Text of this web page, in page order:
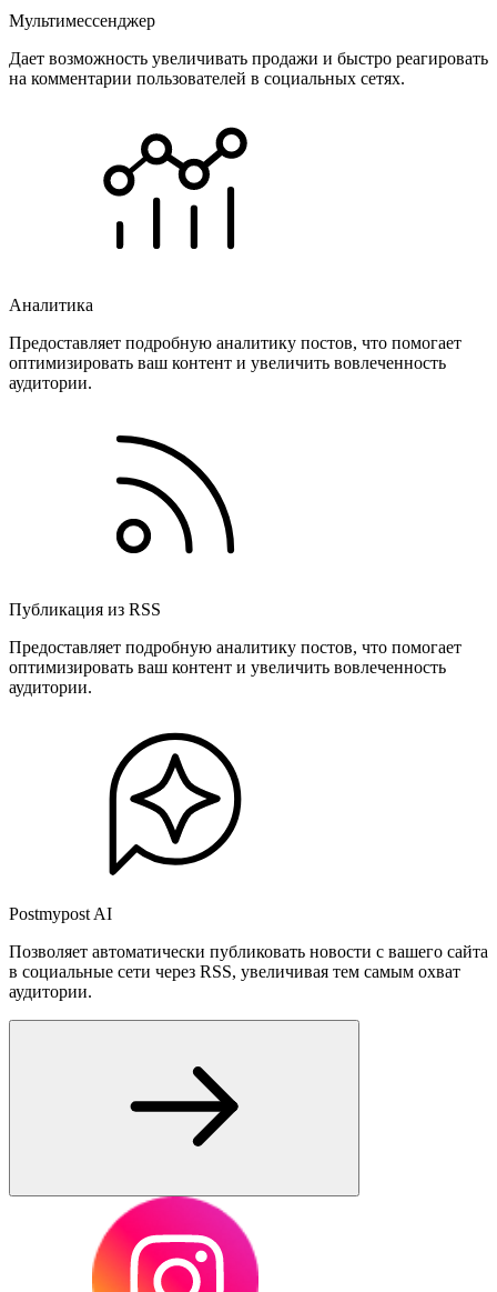
Мультимессенджер
Дает возможность увеличивать продажи и быстро реагировать
на комментарии пользователей в социальных сетях.
Аналитика
Предоставляет подробную аналитику постов, что помогает
оптимизировать ваш контент и увеличить вовлеченность
аудитории.
Публикация из RSS
Предоставляет подробную аналитику постов, что помогает
оптимизировать ваш контент и увеличить вовлеченность
аудитории.
Postmypost AI
Позволяет автоматически публиковать новости с вашего сайта
в социальные сети через RSS, увеличивая тем самым охват
аудитории.